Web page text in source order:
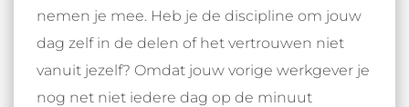
nemen je mee. Heb je de discipline om jouw
dag zelf in de delen of het vertrouwen niet
vanuit jezelf? Omdat jouw vorige werkgever je
nog net niet iedere dag op de minuut